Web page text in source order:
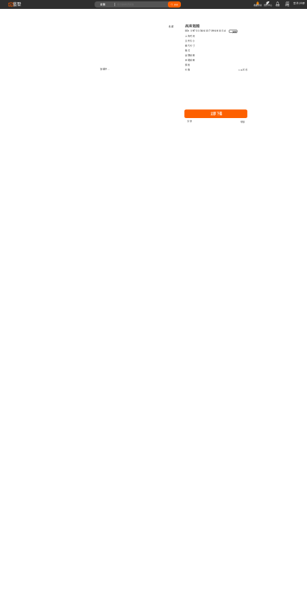
藝墅 全部 搜索 收藏本站 创作中心 收藏 充值
登录 |注册
加载中...
收藏 高清贴图
ID: 1973156613719601154 复制
上传时间
文件大小
图片尺寸
格式
品牌贴图
无缝贴图
授权
价格 0.00艺币
立即下载
分享 举报